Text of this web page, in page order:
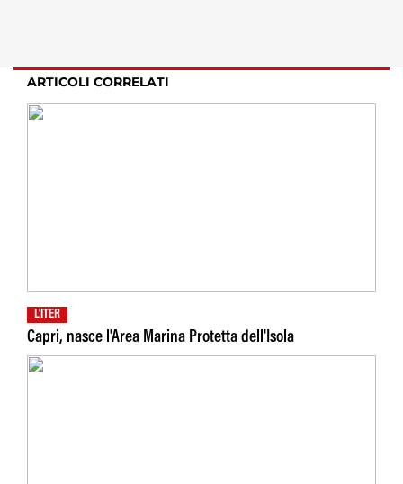
ARTICOLI CORRELATI
L'ITER
Capri, nasce l'Area Marina Protetta dell'Isola